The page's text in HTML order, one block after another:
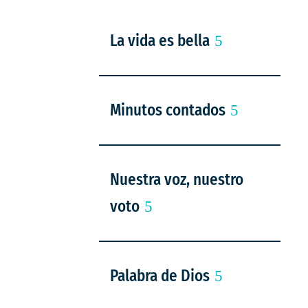
La vida es bella
Minutos contados
Nuestra voz, nuestro
voto
Palabra de Dios